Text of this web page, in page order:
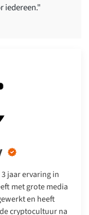
iedereen."
jaar ervaring in
met grote media
en heeft
cryptocultuur na